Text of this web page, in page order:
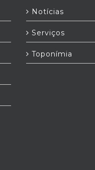
Notícias
Serviços
Toponímia